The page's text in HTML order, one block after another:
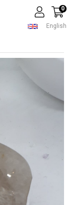
English
0